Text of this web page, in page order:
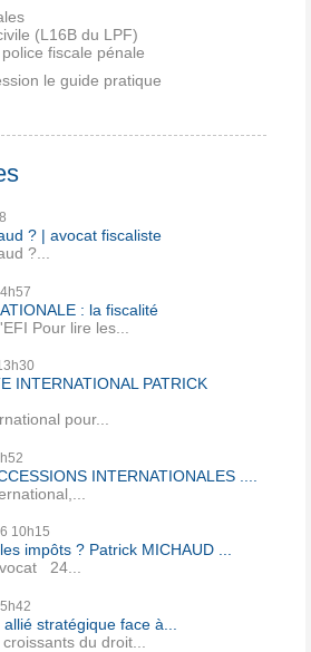
(L16B du LPF)
fiscale pénale
le guide pratique
? | avocat fiscaliste
?...
: la fiscalité
Pour lire les...
INTERNATIONAL PATRICK
pour...
INTERNATIONALES ....
10h15
impôts ? Patrick MICHAUD ...
24...
stratégique face à...
du droit...